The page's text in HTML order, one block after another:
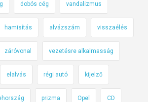
dobós cég vandalizmus
hamisítás alvázszám visszaélés
záróvonal vezetésre alkalmasság
elalvás régi autó kijelző
prizma Opel CD